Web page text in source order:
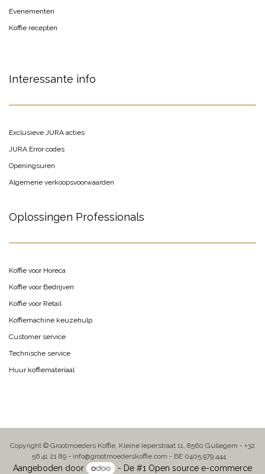
Evenementen
Koffie recepten
Interessante info
Exclusieve JURA acties
JURA Error codes
Openingsuren
Algemene verkoopsvoorwaarden
Oplossingen Professionals
Koffie voor Horeca
Koffie voor Bedrijven
Koffie voor Retail
Koffiemachine keuzehulp
Customer service
Technische service
Huur koffiemateriaal
Copyright © Grootmoeders Koffie, Kleine Ieperstraat 11, 8560 Gullegem - +32
56 41 21 89 - info@grootmoederskoffie.com - BE 0405.979.444
Aangeboden door - De #1 Open source e-commerce